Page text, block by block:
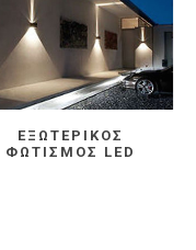
ΕΞΩΤΕΡΙΚΌΣ
ΦΩΤΙΣΜΌΣ LED